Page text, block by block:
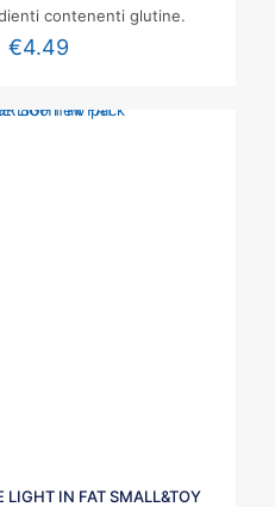
contenenti glutine.
€4.49
LIGHT IN FAT SMALL&TOY